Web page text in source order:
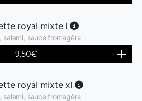
royal mixte l
salami, sauce fromagère
9.50€
royal mixte xl
salami, sauce fromagère